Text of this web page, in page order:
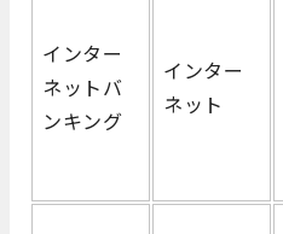
インター
ネットバ
ンキング
インター
ネット